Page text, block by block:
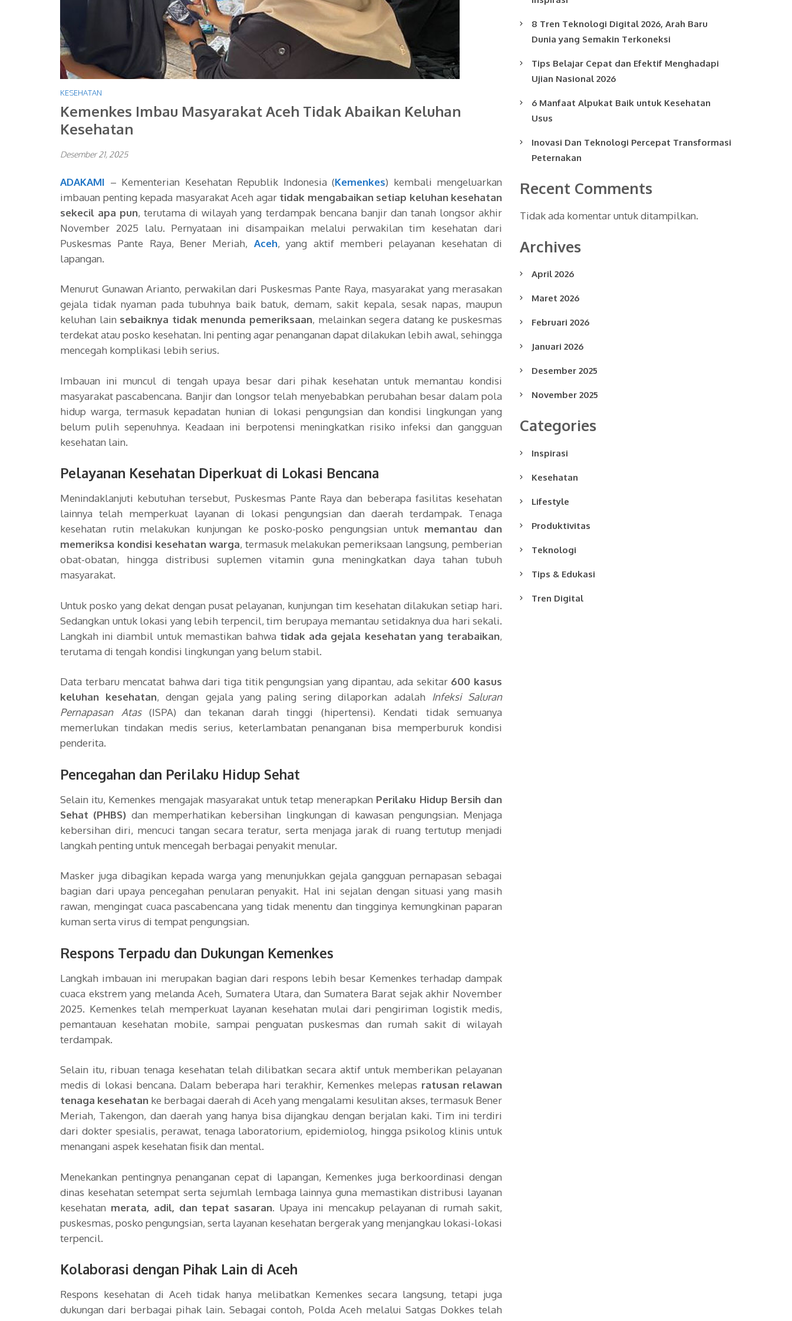
KESEHATAN
Kemenkes Imbau Masyarakat Aceh Tidak Abaikan Keluhan
Kesehatan
Desember 21, 2025
ADAKAMI – Kementerian Kesehatan Republik Indonesia (Kemenkes) kembali mengeluarkan
imbauan penting kepada masyarakat Aceh agar tidak mengabaikan setiap keluhan kesehatan
sekecil apa pun, terutama di wilayah yang terdampak bencana banjir dan tanah longsor akhir
November 2025 lalu. Pernyataan ini disampaikan melalui perwakilan tim kesehatan dari
Puskesmas Pante Raya, Bener Meriah, Aceh, yang aktif memberi pelayanan kesehatan di
lapangan.
Menurut Gunawan Arianto, perwakilan dari Puskesmas Pante Raya, masyarakat yang merasakan
gejala tidak nyaman pada tubuhnya baik batuk, demam, sakit kepala, sesak napas, maupun
keluhan lain sebaiknya tidak menunda pemeriksaan, melainkan segera datang ke puskesmas
terdekat atau posko kesehatan. Ini penting agar penanganan dapat dilakukan lebih awal, sehingga
mencegah komplikasi lebih serius.
Imbauan ini muncul di tengah upaya besar dari pihak kesehatan untuk memantau kondisi
masyarakat pascabencana. Banjir dan longsor telah menyebabkan perubahan besar dalam pola
hidup warga, termasuk kepadatan hunian di lokasi pengungsian dan kondisi lingkungan yang
belum pulih sepenuhnya. Keadaan ini berpotensi meningkatkan risiko infeksi dan gangguan
kesehatan lain.
Pelayanan Kesehatan Diperkuat di Lokasi Bencana
Menindaklanjuti kebutuhan tersebut, Puskesmas Pante Raya dan beberapa fasilitas kesehatan
lainnya telah memperkuat layanan di lokasi pengungsian dan daerah terdampak. Tenaga
kesehatan rutin melakukan kunjungan ke posko-posko pengungsian untuk memantau dan
memeriksa kondisi kesehatan warga, termasuk melakukan pemeriksaan langsung, pemberian
obat-obatan, hingga distribusi suplemen vitamin guna meningkatkan daya tahan tubuh
masyarakat.
Untuk posko yang dekat dengan pusat pelayanan, kunjungan tim kesehatan dilakukan setiap hari.
Sedangkan untuk lokasi yang lebih terpencil, tim berupaya memantau setidaknya dua hari sekali.
Langkah ini diambil untuk memastikan bahwa tidak ada gejala kesehatan yang terabaikan,
terutama di tengah kondisi lingkungan yang belum stabil.
Data terbaru mencatat bahwa dari tiga titik pengungsian yang dipantau, ada sekitar 600 kasus
keluhan kesehatan, dengan gejala yang paling sering dilaporkan adalah
Infeksi Saluran
Pernapasan Atas(ISPA) dan tekanan darah tinggi (hipertensi). Kendati tidak semuanya
memerlukan tindakan medis serius, keterlambatan penanganan bisa memperburuk kondisi
penderita.
Pencegahan dan Perilaku Hidup Sehat
Selain itu, Kemenkes mengajak masyarakat untuk tetap menerapkan Perilaku Hidup Bersih dan
Sehat (PHBS) dan memperhatikan kebersihan lingkungan di kawasan pengungsian. Menjaga
kebersihan diri, mencuci tangan secara teratur, serta menjaga jarak di ruang tertutup menjadi
langkah penting untuk mencegah berbagai penyakit menular.
Masker juga dibagikan kepada warga yang menunjukkan gejala gangguan pernapasan sebagai
bagian dari upaya pencegahan penularan penyakit. Hal ini sejalan dengan situasi yang masih
rawan, mengingat cuaca pascabencana yang tidak menentu dan tingginya kemungkinan paparan
kuman serta virus di tempat pengungsian.
Respons Terpadu dan Dukungan Kemenkes
Langkah imbauan ini merupakan bagian dari respons lebih besar Kemenkes terhadap dampak
cuaca ekstrem yang melanda Aceh, Sumatera Utara, dan Sumatera Barat sejak akhir November
2025. Kemenkes telah memperkuat layanan kesehatan mulai dari pengiriman logistik medis,
pemantauan kesehatan mobile, sampai penguatan puskesmas dan rumah sakit di wilayah
terdampak.
Selain itu, ribuan tenaga kesehatan telah dilibatkan secara aktif untuk memberikan pelayanan
medis di lokasi bencana. Dalam beberapa hari terakhir, Kemenkes melepas ratusan relawan
tenaga kesehatan ke berbagai daerah di Aceh yang mengalami kesulitan akses, termasuk Bener
Meriah, Takengon, dan daerah yang hanya bisa dijangkau dengan berjalan kaki. Tim ini terdiri
dari dokter spesialis, perawat, tenaga laboratorium, epidemiolog, hingga psikolog klinis untuk
menangani aspek kesehatan fisik dan mental.
Menekankan pentingnya penanganan cepat di lapangan, Kemenkes juga berkoordinasi dengan
dinas kesehatan setempat serta sejumlah lembaga lainnya guna memastikan distribusi layanan
kesehatan merata, adil, dan tepat sasaran. Upaya ini mencakup pelayanan di rumah sakit,
puskesmas, posko pengungsian, serta layanan kesehatan bergerak yang menjangkau lokasi-lokasi
terpencil.
Kolaborasi dengan Pihak Lain di Aceh
Respons kesehatan di Aceh tidak hanya melibatkan Kemenkes secara langsung, tetapi juga
dukungan dari berbagai pihak lain. Sebagai contoh, Polda Aceh melalui Satgas Dokkes telah
8 Tren Teknologi Digital 2026, Arah Baru
Dunia yang Semakin Terkoneksi
Tips Belajar Cepat dan Efektif Menghadapi
Ujian Nasional 2026
6 Manfaat Alpukat Baik untuk Kesehatan
Usus
Inovasi Dan Teknologi Percepat Transformasi
Peternakan
Recent Comments
Tidak ada komentar untuk ditampilkan.
Archives
April 2026
Maret 2026
Februari 2026
Januari 2026
Desember 2025
November 2025
Categories
Inspirasi
Kesehatan
Lifestyle
Produktivitas
Teknologi
Tips & Edukasi
Tren Digital